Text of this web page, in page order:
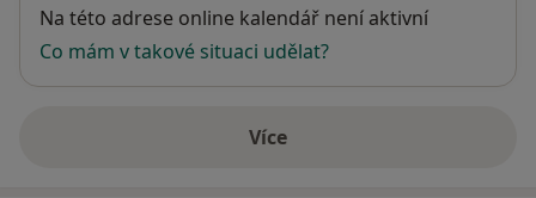
Dostupnost
Na této adrese online kalendář není aktivní
Co mám v takové situaci udělat?
Víceo adrese